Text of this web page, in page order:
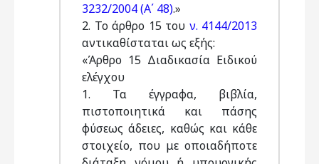
3232/2004 (Α΄ 48).»
2. Το άρθρο 15 του ν. 4144/2013
αντικαθίσταται ως εξής:
«Άρθρο 15 Διαδικασία Ειδικού
ελέγχου
1. Τα έγγραφα, βιβλία,
πιστοποιητικά και πάσης
φύσεως άδειες, καθώς και κάθε
στοιχείο, που με οποιαδήποτε